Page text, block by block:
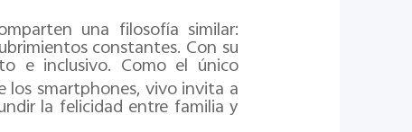
una filosofía similar:
constantes. Con su
e inclusivo. Como el único
los smartphones, vivo invita a
la felicidad entre familia y